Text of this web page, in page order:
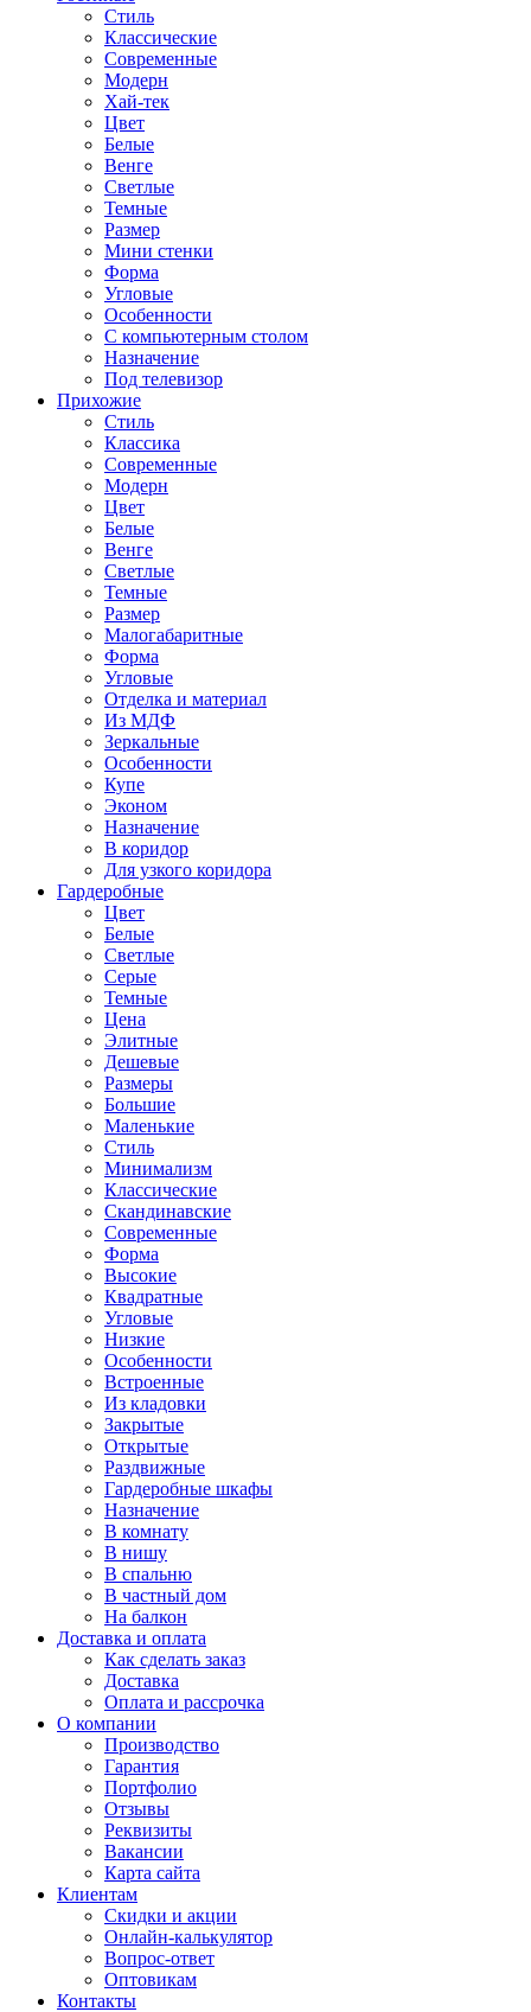
Стиль
Классические
Современные
Модерн
Хай-тек
Цвет
Белые
Венге
Светлые
Темные
Размер
Мини стенки
Форма
Угловые
Особенности
С компьютерным столом
Назначение
Под телевизор
Прихожие
Стиль
Классика
Современные
Модерн
Цвет
Белые
Венге
Светлые
Темные
Размер
Малогабаритные
Форма
Угловые
Отделка и материал
Из МДФ
Зеркальные
Особенности
Купе
Эконом
Назначение
В коридор
Для узкого коридора
Гардеробные
Цвет
Белые
Светлые
Серые
Темные
Цена
Элитные
Дешевые
Размеры
Большие
Маленькие
Стиль
Минимализм
Классические
Скандинавские
Современные
Форма
Высокие
Квадратные
Угловые
Низкие
Особенности
Встроенные
Из кладовки
Закрытые
Открытые
Раздвижные
Гардеробные шкафы
Назначение
В комнату
В нишу
В спальню
В частный дом
На балкон
Доставка и оплата
Как сделать заказ
Доставка
Оплата и рассрочка
О компании
Производство
Гарантия
Портфолио
Отзывы
Реквизиты
Вакансии
Карта сайта
Клиентам
Скидки и акции
Онлайн-калькулятор
Вопрос-ответ
Оптовикам
Контакты